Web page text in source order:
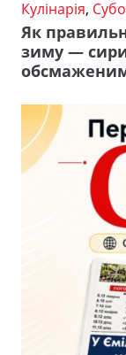
Кулінарія,
Як
зиму —